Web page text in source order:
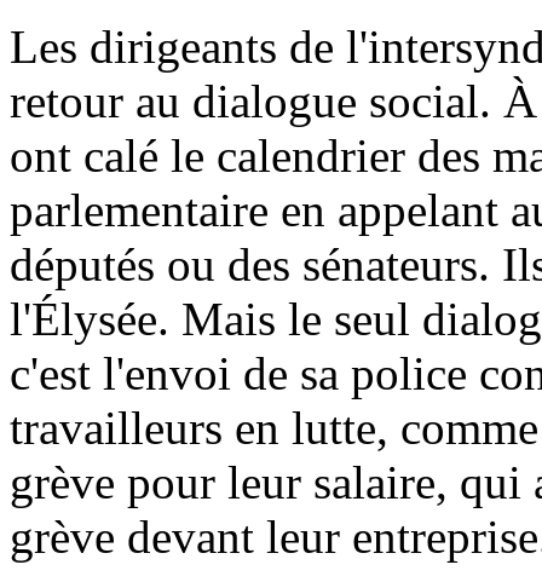
Les dirigeants de
retour au dialogue social.
ont calé le calendrier des
parlementaire en appelant
députés ou des sénateurs.
l'Élysée. Mais le seul
c'est l'envoi de sa police
travailleurs en lutte,
grève pour leur salaire,
grève devant leur